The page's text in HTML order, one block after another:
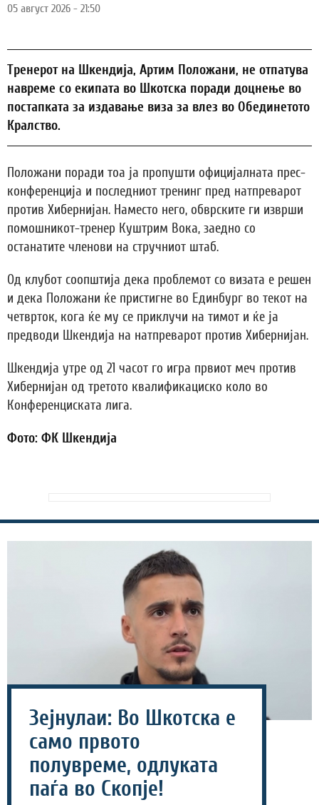
05 август 2026 - 21:50
Тренерот на Шкендија, Артим Положани, не отпатува
навреме со екипата во Шкотска поради доцнење во
постапката за издавање виза за влез во Обединетото
Кралство.
Положани поради тоа ја пропушти официјалната прес-
конференција и последниот тренинг пред натпреварот
против Хибернијан. Наместо него, обврските ги изврши
помошникот-тренер Куштрим Вока, заедно со
останатите членови на стручниот штаб.
Од клубот соопштија дека проблемот со визата е решен
и дека Положани ќе пристигне во Единбург во текот на
четврток, кога ќе му се приклучи на тимот и ќе ја
предводи Шкендија на натпреварот против Хибернијан.
Шкендија утре од 21 часот го игра првиот меч против
Хибернијан од третото квалификациско коло во
Конференциската лига.
Фото: ФК Шкендија
Зејнулаи: Во Шкотска е
само првото
полувреме, одлуката
паѓа во Скопје!